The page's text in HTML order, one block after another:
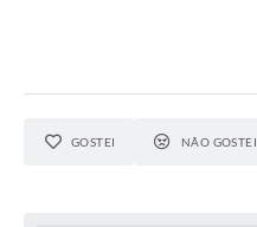
GOSTEI NÃO GOSTEI